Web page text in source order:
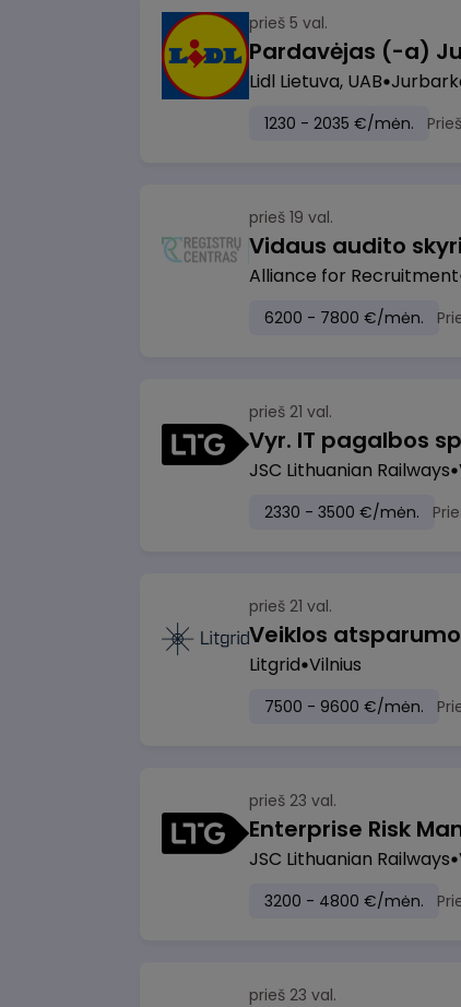
prieš 5 val.
Pardavėjas (-a)
Lidl Lietuva, UAB
1230 - 2035 €/mėn.
prieš 19 val.
Vidaus audito
Alliance for Recruitment
6200 - 7800 €/mėn.
prieš 21 val.
Vyr. IT pagalbos
JSC Lithuanian Railways
2330 - 3500 €/mėn.
prieš 21 val.
Litgrid Vilnius
7500 - 9600 €/mėn.
prieš 23 val.
Enterprise Risk
JSC Lithuanian Railways
3200 - 4800 €/mėn.
prieš 23 val.